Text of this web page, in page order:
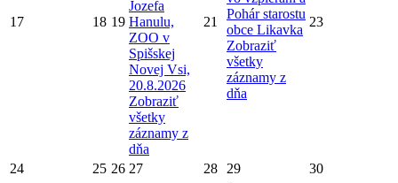
17 18 19
Jozefa
Hanulu,
ZOO v
Spišskej
Novej Vsi,
20.8.2026
Zobraziť
všetky
záznamy z
dňa
21
Pohár starostu
obce Likavka
Zobraziť
všetky
záznamy z
dňa
23
24 25 26 27 28 29 30